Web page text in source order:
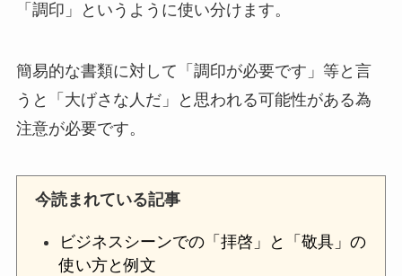
「調印」というように使い分けます。
簡易的な書類に対して「調印が必要です」等と言
うと「大げさな人だ」と思われる可能性がある為
注意が必要です。
今読まれている記事
ビジネスシーンでの「拝啓」と「敬具」の
使い方と例文